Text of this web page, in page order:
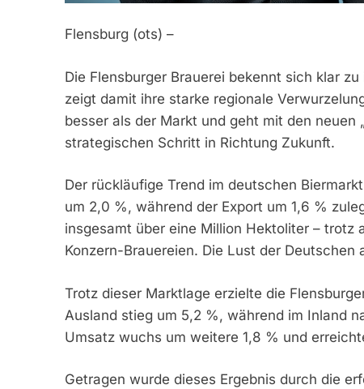
Flensburg (ots) –
Die Flensburger Brauerei bekennt sich klar
zeigt damit ihre starke regionale
besser als der Markt und geht mit den neuen
strategischen Schritt in Richtung Zukunft.
Der rückläufige Trend im deutschen
um 2,0 %, während der Export um 1,6 %
insgesamt über eine Million Hektoliter – trotz
Konzern-Brauereien. Die Lust der
Trotz dieser Marktlage erzielte die
Ausland stieg um 5,2 %, während im Inland
Umsatz wuchs um weitere 1,8 % und
Getragen wurde dieses Ergebnis durch die